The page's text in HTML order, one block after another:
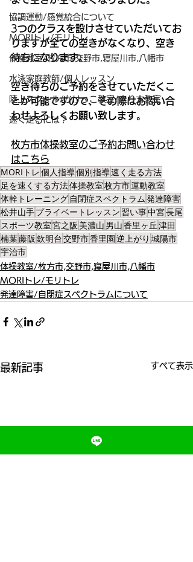
協調運動/感覚統合について
MORIトレ/モリトレ
体操教室/枚方市,交野市,寝屋川市,八幡市
水泳家庭教師/個人レッスン
陸上スクール/かけっこ教室/走り方教室
速く走るには？
3つのクラスを設けさせていただいてお
りますが全ての空きがなくなり、空き
待ちになります。
空き待ちのご予約をさせていただくこ
とが可能ですので、その際はお問い合
わせよろしくお願い致します。
枚方市体操教室のご予約お問い合わせ
はこちら
MORIトレ個人指導個別指導速く走る方法
足を速くする方法体操教室枚方市運動教室
体幹トレーニング 自閉症スペクトラム発達障害
松井山手プライベートレッスン 習い事中宮長尾
スポーツ教室宮之阪 美濃山 男山香里ヶ丘津田
楠葉藤阪 欽明台交野市香里園逆上がり 城陽市
宇治市
体操教室/枚方市,交野市,寝屋川市,八幡市
MORIトレ/モリトレ
発達障害/自閉症スペクトラムについて
最新記事 すべて表示